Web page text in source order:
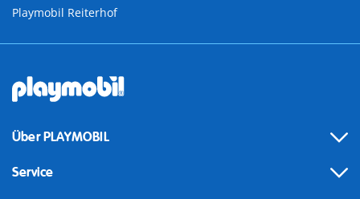
Playmobil Reiterhof
Über PLAYMOBIL
Service